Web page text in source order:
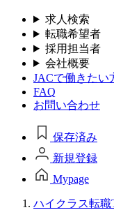
求人検索
転職希望者
採用担当者
会社概要
JACで働きたい
FAQ
お問い合わせ
保存済み
新規登録
Mypage
ハイクラス転職